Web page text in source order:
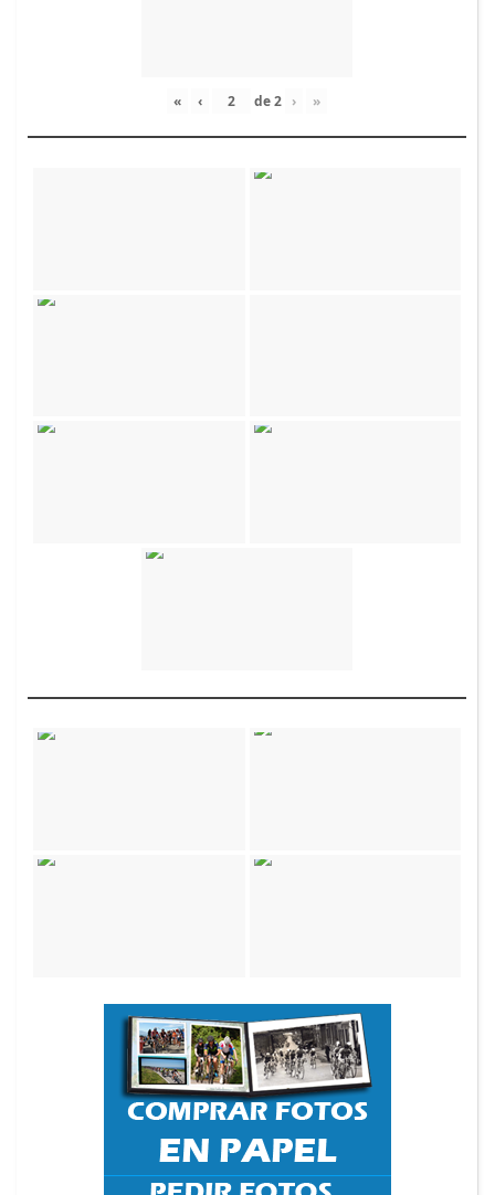
« ‹ de2 › »